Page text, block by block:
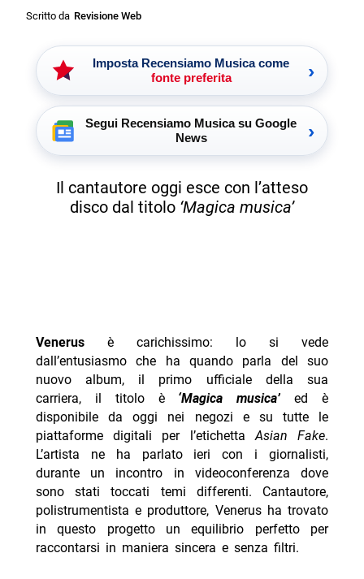
Scritto da Revisione Web
Imposta Recensiamo Musica come
fonte preferita
›
Segui Recensiamo Musica su Google
News
›
Il cantautore oggi esce con l’atteso
disco dal titolo ‘Magica musica’
Venerusè carichissimo: lo si vede
dall’entusiasmo che ha quando parla del suo
nuovo album, il primo ufficiale della sua
carriera, il titolo è‘Magica musica’
ed è
disponibile da oggi nei negozi e su tutte le
piattaforme digitali per l’etichetta Asian Fake.
L’artista ne ha parlato ieri con i giornalisti,
durante un incontro in videoconferenza dove
sono stati toccati temi differenti. Cantautore,
polistrumentista e produttore, Venerus ha trovato
in questo progetto un equilibrio perfetto per
raccontarsi in maniera sincera e senza filtri.